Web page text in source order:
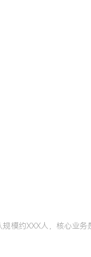
推广策略，将知识
负责品类的自然搜索
模约XXX人，核心业